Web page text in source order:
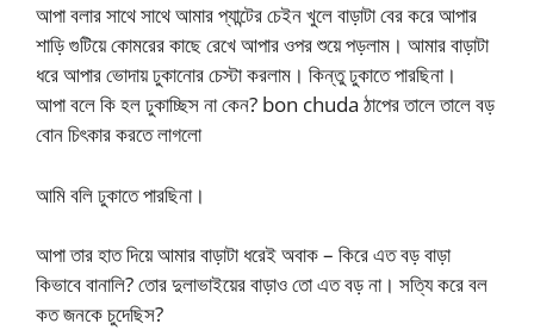
আপা বলার সাথে সাথে আমার প্যান্টের চেইন খুলে বাড়াটা বের করে আপার
শাড়ি গুটিয়ে কোমরের কাছে রেখে আপার ওপর শুয়ে পড়লাম। আমার বাড়াটা
ধরে আপার ভোদায় ঢুকানোর চেস্টা করলাম। কিন্তু ঢুকাতে পারছিনা।
আপা বলে কি হল ঢুকাচ্ছিস না কেন? bon chuda ঠাপের তালে তালে বড়
বোন চিৎকার করতে লাগলো
আমি বলি ঢুকাতে পারছিনা।
আপা তার হাত দিয়ে আমার বাড়াটা ধরেই অবাক – কিরে এত বড় বাড়া
কিভাবে বানালি? তোর দুলাভাইয়ের বাড়াও তো এত বড় না। সত্যি করে বল
কত জনকে চুদেছিস?